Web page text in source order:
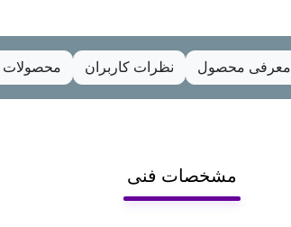
معرفی محصول نظرات کاربران محصولات
مشخصات فنی